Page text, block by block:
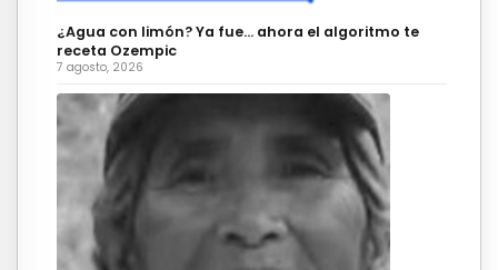
¿Agua con limón? Ya fue… ahora el algoritmo te
receta Ozempic
7 agosto, 2026